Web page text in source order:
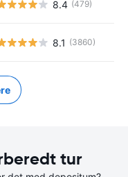
8.4 (479)
8.1 (3860)
tur